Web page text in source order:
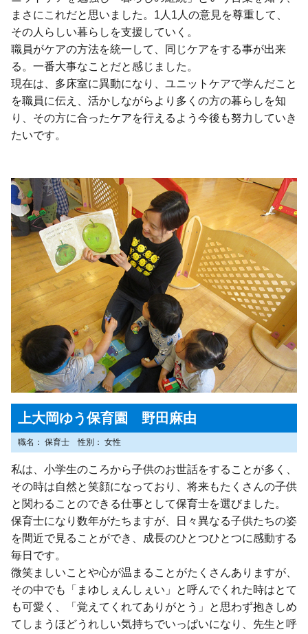
まさにこれだと思いました。1人1人の意見を尊重して、
その人らしい暮らしを支援していく。
職員がケアの方法を統一して、同じケアをする事が出来
る。一番大事なことだと感じました。
現在は、多床室に異動になり、ユニットケアで学んだこと
を職員に伝え、活かしながらより多くの方の暮らしを知
り、その方に合ったケアを行えるよう今後も努力していき
たいです。
上大岡ゆう保育園 野田麻由
職名 保育士 性別 女性
私は、小学生のころから子供のお世話をすることが多く、
その時は自然と笑顔になっており、将来もたくさんの子供
と関わることのできる仕事として保育士を選びました。
保育士になり数年がたちますが、日々異なる子供たちの姿
を間近で見ることができ、成長のひとつひとつに感動する
毎日です。
微笑ましいことや心が温まることがたくさんありますが、
その中でも「まゆしぇんしぇい」と呼んでくれた時はとて
も可愛く、「覚えてくれてありがとう」と思わず抱きしめ
てしまうほどうれしい気持ちでいっぱいになり、先生と呼